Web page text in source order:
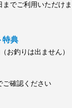
までご利用いただけ
特典
（お釣りは出ません）
ご確認ください